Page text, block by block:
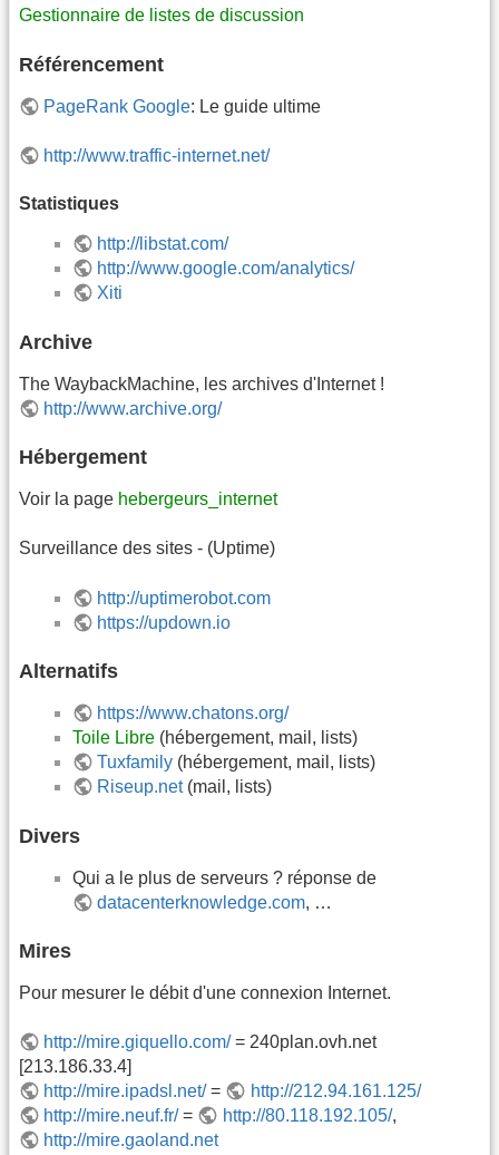
Gestionnaire de listes de discussion
Référencement
PageRank Google: Le guide ultime
http://www.traffic-internet.net/
Statistiques
http://libstat.com/
http://www.google.com/analytics/
Xiti
Archive
The WaybackMachine, les archives d'Internet !
http://www.archive.org/
Hébergement
Voir la page hebergeurs_internet
Surveillance des sites - (Uptime)
http://uptimerobot.com
https://updown.io
Alternatifs
https://www.chatons.org/
Toile Libre (hébergement, mail, lists)
Tuxfamily (hébergement, mail, lists)
Riseup.net(mail, lists)
Divers
Qui a le plus de serveurs ? réponse de
datacenterknowledge.com, …
Mires
Pour mesurer le débit d'une connexion Internet.
http://mire.giquello.com/= 240plan.ovh.net
[213.186.33.4]
http://mire.ipadsl.net/=
http://212.94.161.125/
http://mire.neuf.fr/= http://80.118.192.105/,
http://mire.gaoland.net